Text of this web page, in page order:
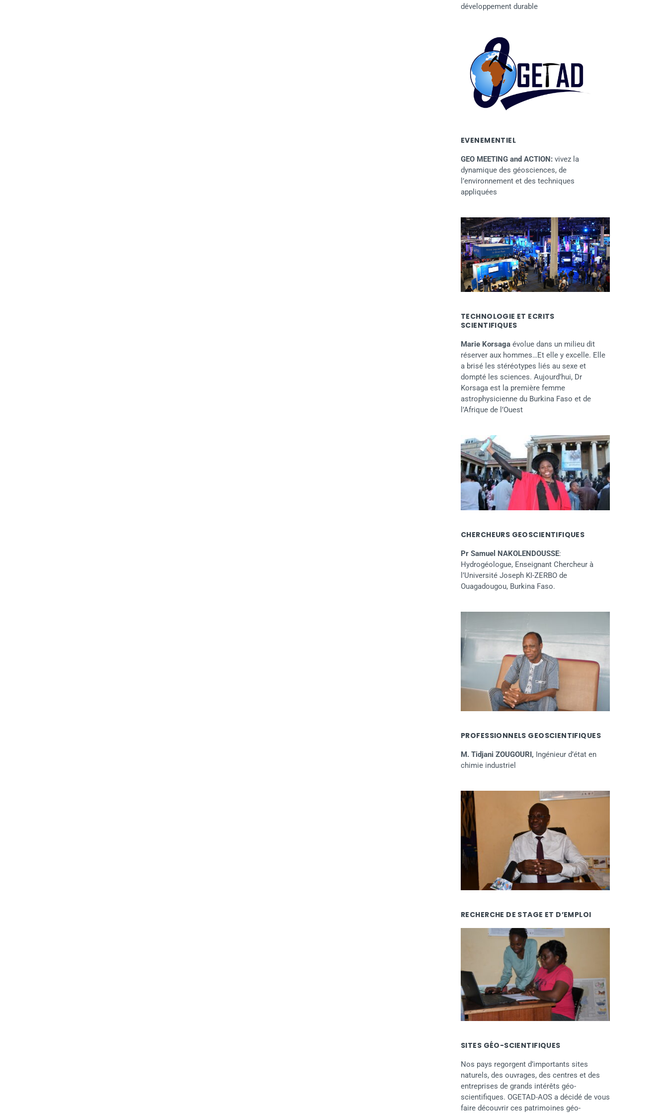
développement durable
EVENEMENTIEL
GEO MEETING and ACTION: vivez la
dynamique des géosciences, de
l’environnement et des techniques
appliquées
TECHNOLOGIE ET ECRITS
SCIENTIFIQUES
Marie Korsaga évolue dans un milieu dit
réserver aux hommes…Et elle y excelle. Elle
a brisé les stéréotypes liés au sexe et
dompté les sciences. Aujourd’hui, Dr
Korsaga est la première femme
astrophysicienne du Burkina Faso et de
l’Afrique de l’Ouest
CHERCHEURS GEOSCIENTIFIQUES
Pr Samuel NAKOLENDOUSSE:
Hydrogéologue, Enseignant Chercheur à
l’Université Joseph KI-ZERBO de
Ouagadougou, Burkina Faso.
PROFESSIONNELS GEOSCIENTIFIQUES
M. Tidjani ZOUGOURI, Ingénieur d’état en
chimie industriel
RECHERCHE DE STAGE ET D’EMPLOI
SITES GÉO-SCIENTIFIQUES
Nos pays regorgent d’importants sites
naturels, des ouvrages, des centres et des
entreprises de grands intérêts géo-
scientifiques. OGETAD-AOS a décidé de vous
faire découvrir ces patrimoines géo-